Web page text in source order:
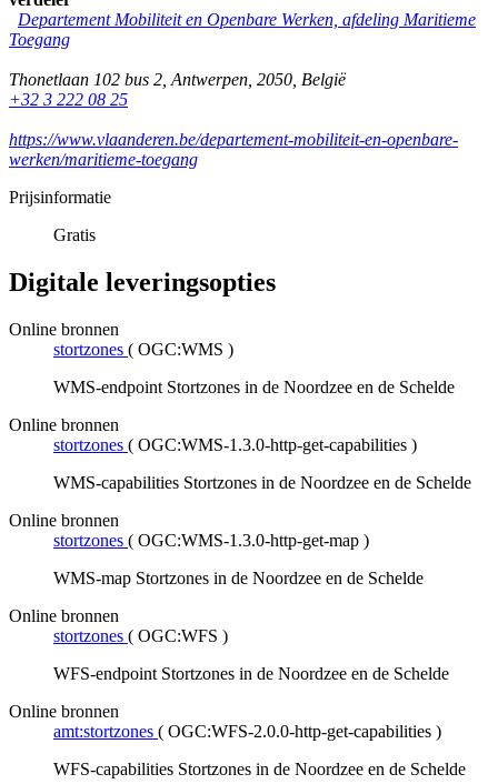
Departement Mobiliteit en Openbare Werken, afdeling Maritieme
Toegang
Thonetlaan 102 bus 2,Antwerpen, 2050, België
+32 3 222 08 25
https://www.vlaanderen.be/departement-mobiliteit-en-openbare-
werken/maritieme-toegang
Prijsinformatie
Gratis
Digitale leveringsopties
Online bronnen
stortzones ( OGC:WMS )
WMS-endpoint Stortzones in de Noordzee en de Schelde
Online bronnen
stortzones ( OGC:WMS-1.3.0-http-get-capabilities )
WMS-capabilities Stortzones in de Noordzee en de Schelde
Online bronnen
stortzones ( OGC:WMS-1.3.0-http-get-map )
WMS-map Stortzones in de Noordzee en de Schelde
Online bronnen
stortzones ( OGC:WFS )
WFS-endpoint Stortzones in de Noordzee en de Schelde
Online bronnen
amt:stortzones ( OGC:WFS-2.0.0-http-get-capabilities )
WFS-capabilities Stortzones in de Noordzee en de Schelde